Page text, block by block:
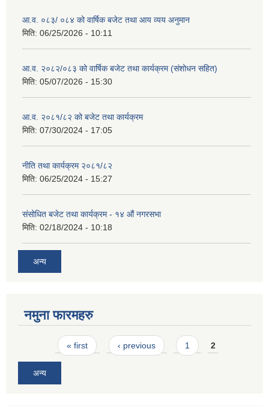
आ.व. ०८३/ ०८४ को वार्षिक बजेट तथा आय व्यय अनुमान
मिति: 06/25/2026 - 10:11
आ.व. २०८२/०८३ को वार्षिक बजेट तथा कार्यक्रम (संशोधन सहित)
मिति: 05/07/2026 - 15:30
आ.व. २०८१/८२ को बजेट तथा कार्यक्रम
मिति: 07/30/2024 - 17:05
नीति तथा कार्यक्रम २०८१/८२
मिति: 06/25/2024 - 15:27
संसोधित बजेट तथा कार्यक्रम - १४ औं नगरसभा
मिति: 02/18/2024 - 10:18
अन्य
नमुना फारमहरु
Pages« first ‹ previous 1 2
अन्य